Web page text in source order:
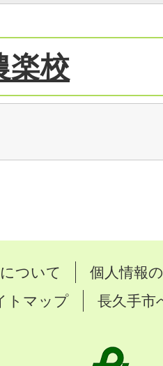
楽校
ついて
個人情報
トマップ
長久手市